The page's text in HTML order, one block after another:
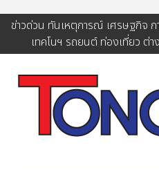
ข่าวด่วน ทันเหตุการณ์ เศรษฐกิจ
เทคโนฯ รถยนต์ ท่องเที่ยว ต่า